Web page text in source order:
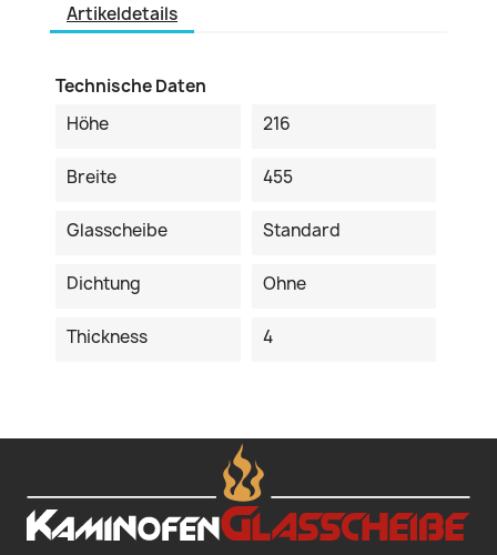
Artikeldetails
Technische Daten
Höhe
216
Breite 455
Glasscheibe Standard
Dichtung Ohne
Thickness 4